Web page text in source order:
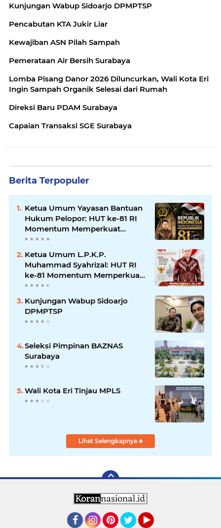
Kunjungan Wabup Sidoarjo DPMPTSP
Pencabutan KTA Jukir Liar
Kewajiban ASN Pilah Sampah
Pemerataan Air Bersih Surabaya
Lomba Pisang Danor 2026 Diluncurkan, Wali Kota Eri
Ingin Sampah Organik Selesai dari Rumah
Direksi Baru PDAM Surabaya
Capaian Transaksi SGE Surabaya
Berita Terpopuler
Ketua Umum Yayasan Bantuan
Hukum Pelopor: HUT ke-81 RI
Momentum Memperkuat
Keadilan, Persatuan, dan
Ketua Umum L.P.K.P.
Muhammad Syahrizal: HUT RI
ke-81 Momentum Memperkuat
Persatuan dan Keadilan bagi
Kunjungan Wabup Sidoarjo
DPMPTSP
Seleksi Pimpinan BAZNAS
Surabaya
Wali Kota Eri Tinjau MPLS
Lihat Selengkapnya